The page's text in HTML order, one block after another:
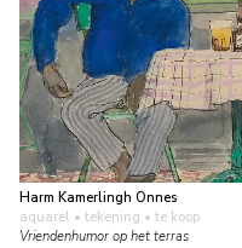
Harm Kamerlingh Onnes
aquarel • tekening • te koop
Vriendenhumor op het terras